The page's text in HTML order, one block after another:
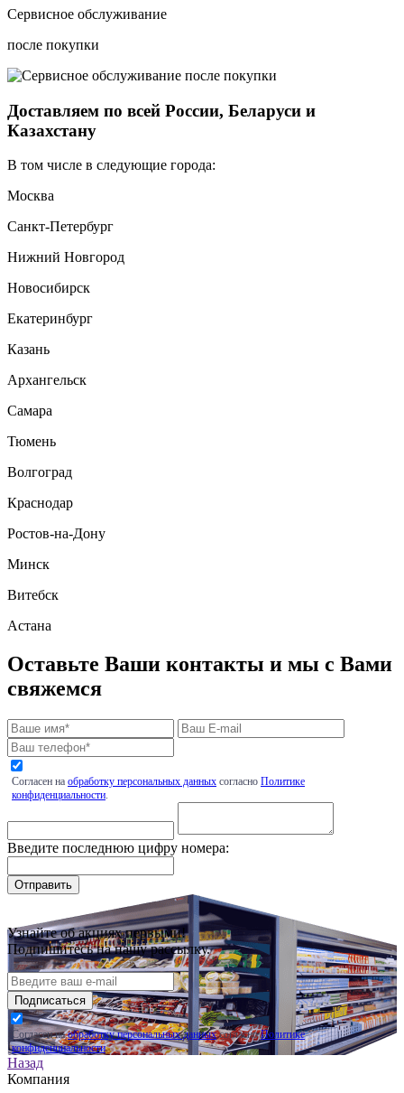
Сервисное обслуживание
после покупки
Доставляем по всей России, Беларуси и
Казахстану
В том числе в следующие города:
Москва
Санкт-Петербург
Нижний Новгород
Новосибирск
Екатеринбург
Казань
Архангельск
Самара
Тюмень
Волгоград
Краснодар
Ростов-на-Дону
Минск
Витебск
Астана
Оставьте Ваши контакты и мы с Вами
свяжемся
Согласен на обработку персональных данных согласно Политике
конфиденциальности.
Введите последнюю цифру номера:
Узнайте об акциях первыми!
Подпишитесь на нашу рассылку.
Подписаться
Согласен наобработку персональных данныхсогласноПолитике
конфиденциальности.
Назад
Компания